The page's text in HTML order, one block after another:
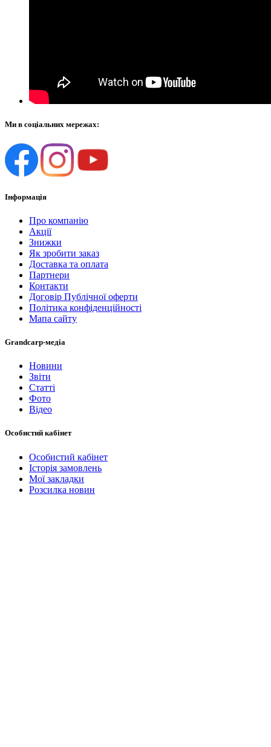
Ми в соціальних мережах:
Інформація
Про компанію
Акції
Знижки
Як зробити заказ
Доставка та оплата
Партнери
Контакти
Договір Публічної оферти
Політика конфіденційності
Мапа сайту
Grandcarp-медіа
Новини
Звіти
Статті
Фото
Відео
Особистий кабінет
Особистий кабінет
Історія замовлень
Мої закладки
Розсилка новин